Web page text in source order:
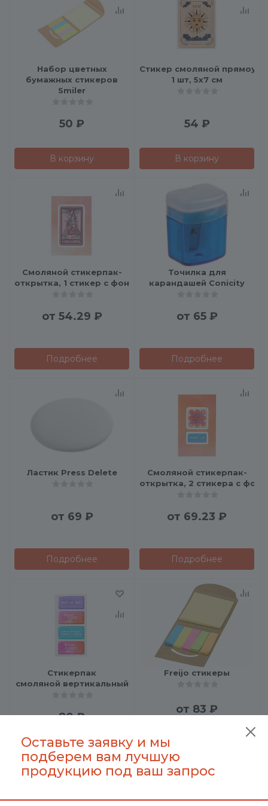
Набор цветных
бумажных стикеров
Smiler
50 ₽
В корзину
Стикер смоляной
1 шт, 5х7 см
54 ₽
В корзину
Смоляной стикерпак-
открытка, 1 стикер с фоновой запечаткой
от 54.29 ₽
Подробнее
Точилка для
карандашей Conicity
от 65 ₽
Подробнее
Ластик Press Delete
от 69 ₽
Подробнее
Смоляной стикерпак-
открытка, 2 стикера с
от 69.23 ₽
Подробнее
Стикерпак
смоляной вертикальный
80₽
В корзину
Freijo стикеры
от 83 ₽
Оставьте заявку и мы
подберем вам лучшую
продукцию под ваш запрос